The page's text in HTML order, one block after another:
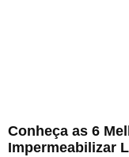
Conheça as 6
Impermeabilizar